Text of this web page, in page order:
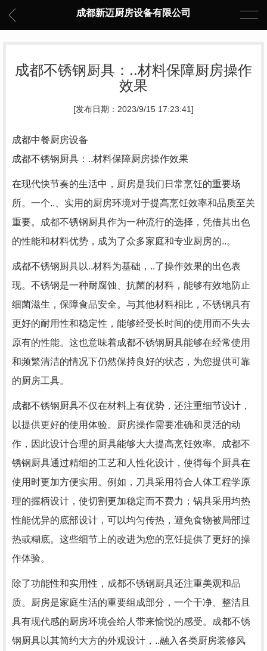
成都新迈厨房设备有限公司
成都不锈钢厨具：..材料保障厨房操作
效果
[发布日期：2023/9/15 17:23:41]
成都中餐厨房设备
成都不锈钢厨具：..材料保障厨房操作效果
在现代快节奏的生活中，厨房是我们日常烹饪的重要场
所。一个..、实用的厨房环境对于提高烹饪效率和品质至关
重要。成都不锈钢厨具作为一种流行的选择，凭借其出色
的性能和材料优势，成为了众多家庭和专业厨房的..。
成都不锈钢厨具以..材料为基础，..了操作效果的出色表
现。不锈钢是一种耐腐蚀、抗菌的材料，能够有效地防止
细菌滋生，保障食品安全。与其他材料相比，不锈钢具有
更好的耐用性和稳定性，能够经受长时间的使用而不失去
原有的性能。这也意味着成都不锈钢厨具能够在经常使用
和频繁清洁的情况下仍然保持良好的状态，为您提供可靠
的厨房工具。
成都不锈钢厨具不仅在材料上有优势，还注重细节设计，
以提供更好的使用体验。厨房操作需要准确和灵活的动
作，因此设计合理的厨具能够大大提高烹饪效率。成都不
锈钢厨具通过精细的工艺和人性化设计，使得每个厨具在
使用时更加方便实用。例如，刀具采用符合人体工程学原
理的握柄设计，使切割更加稳定而不费力；锅具采用均热
性能优异的底部设计，可以均匀传热，避免食物被局部过
热或糊底。这些细节上的改进为您的烹饪提供了更好的操
作体验。
除了功能性和实用性，成都不锈钢厨具还注重美观和品
质。厨房是家庭生活的重要组成部分，一个干净、整洁且
具有现代感的厨房环境会给人带来愉悦的感受。成都不锈
钢厨具以其简约大方的外观设计，..融入各类厨房装修风